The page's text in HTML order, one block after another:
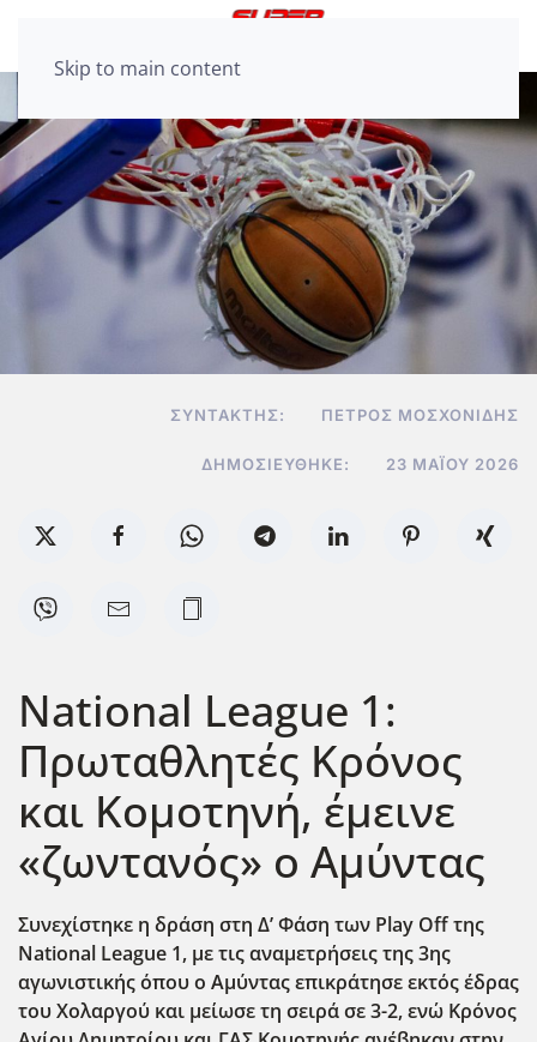
Skip to main content
ΣΥΝΤΆΚΤΗΣ: ΠΈΤΡΟΣ ΜΟΣΧΟΝΊΔΗΣ
ΔΗΜΟΣΙΕΎΘΗΚΕ: 23 ΜΑΪ́ΟΥ 2026
National League 1:
Πρωταθλητές Κρόνος
και Κομοτηνή, έμεινε
«ζωντανός» ο Αμύντας
Συνεχίστηκε η δράση στη Δ’ Φάση των Play Off της
National League 1, με τις αναμετρήσεις της 3ης
αγωνιστικής όπου ο Αμύντας επικράτησε εκτός έδρας
του Χολαργού και μείωσε τη σειρά σε 3-2, ενώ Κρόνος